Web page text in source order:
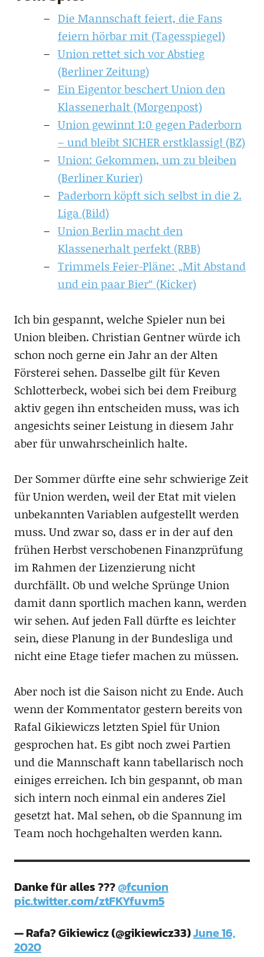
Die Mannschaft feiert, die Fans
feiern hörbar mit (Tagesspiegel)
Union rettet sich vor Abstieg
(Berliner Zeitung)
Ein Eigentor beschert Union den
Klassenerhalt (Morgenpost)
Union gewinnt 1:0 gegen Paderborn
– und bleibt SICHER erstklassig! (BZ)
Union: Gekommen, um zu bleiben
(Berliner Kurier)
Paderborn köpft sich selbst in die 2.
Liga (Bild)
Union Berlin macht den
Klassenerhalt perfekt (RBB)
Trimmels Feier-Pläne: „Mit Abstand
und ein paar Bier“ (Kicker)
Ich bin gespannt, welche Spieler nun bei
Union bleiben. Christian Gentner würde ich
schon noch gerne ein Jahr an der Alten
Försterei sehen. Dasselbe gilt für Keven
Schlotterbeck, wobei sich bei dem Freiburg
aktiv gegen ihn entscheiden muss, was ich
angesichts seiner Leistung in diesem Jahr
aber für unwahrscheinlich halte.
Der Sommer dürfte eine sehr schwierige Zeit
für Union werden, weil der Etat mit vielen
unbekannten Variablen aufgestellt werden
muss. Und zwar so, dass er in der auf den
frühen Herbst verschobenen Finanzprüfung
im Rahmen der Lizenzierung nicht
durchfällt. Ob und welche Sprünge Union
damit dann sportlich machen kann, werden
wir sehen. Auf jeden Fall dürfte es leichter
sein, diese Planung in der Bundesliga und
nicht eine Etage tiefer machen zu müssen.
Aber noch ist die Saison nicht zu Ende. Auch
wenn der Kommentator gestern bereits von
Rafal Gikiewiczs letzten Spiel für Union
gesprochen hat. Es gibt noch zwei Partien
und die Mannschaft kann tabellarisch noch
einiges erreichen. Ich bin gespannt, ob man
sich intern noch einmal ein anderes Ziel
gesetzt hat. Mal sehen, ob die Spannung im
Team noch hochgehalten werden kann.
Danke für alles ???@fcunion
pic.twitter.com/ztFKYfuvm5
— Rafa? Gikiewicz (@gikiewicz33)June 16,
2020